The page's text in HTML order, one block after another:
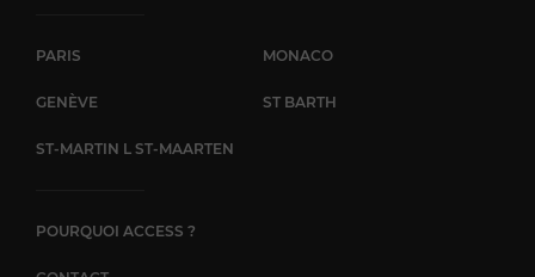
PARIS MONACO
GENÈVE ST BARTH
ST-MARTIN L ST-MAARTEN
POURQUOI ACCESS ?